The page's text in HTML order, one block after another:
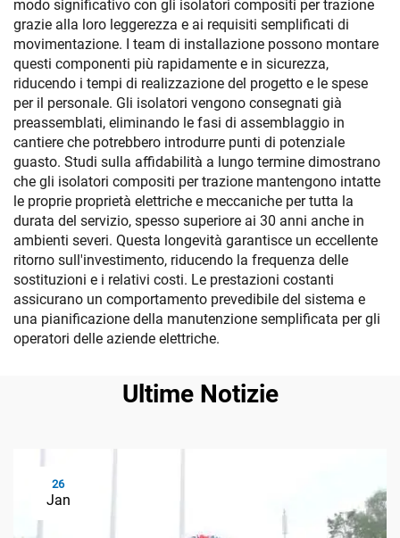
modo significativo con gli isolatori compositi per trazione
grazie alla loro leggerezza e ai requisiti semplificati di
movimentazione. I team di installazione possono montare
questi componenti più rapidamente e in sicurezza,
riducendo i tempi di realizzazione del progetto e le spese
per il personale. Gli isolatori vengono consegnati già
preassemblati, eliminando le fasi di assemblaggio in
cantiere che potrebbero introdurre punti di potenziale
guasto. Studi sulla affidabilità a lungo termine dimostrano
che gli isolatori compositi per trazione mantengono intatte
le proprie proprietà elettriche e meccaniche per tutta la
durata del servizio, spesso superiore ai 30 anni anche in
ambienti severi. Questa longevità garantisce un eccellente
ritorno sull'investimento, riducendo la frequenza delle
sostituzioni e i relativi costi. Le prestazioni costanti
assicurano un comportamento prevedibile del sistema e
una pianificazione della manutenzione semplificata per gli
operatori delle aziende elettriche.
Ultime Notizie
26
Jan